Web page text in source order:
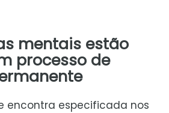
mentais estão
processo de
encontra especificada nos